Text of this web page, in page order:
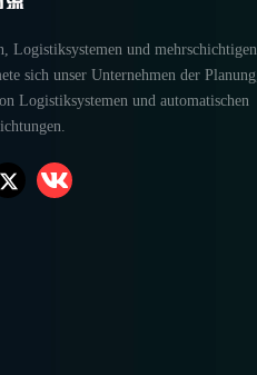
Logistiksystemen und mehrschichtigen
sich unser Unternehmen der Planung,
Logistiksystemen und automatischen